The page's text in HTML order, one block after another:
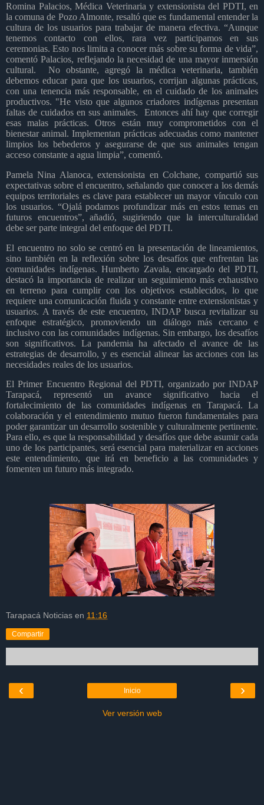
Romina Palacios, Médica Veterinaria y extensionista del PDTI, en
la comuna de Pozo Almonte, resaltó que es fundamental entender la
cultura de los usuarios para trabajar de manera efectiva. “Aunque
tenemos contacto con ellos, rara vez participamos en sus
ceremonias. Esto nos limita a conocer más sobre su forma de vida”,
comentó Palacios, reflejando la necesidad de una mayor inmersión
cultural.
No obstante, agregó la médica veterinaria, también
debemos educar para que los usuarios, corrijan algunas prácticas,
con una tenencia más responsable, en el cuidado de los animales
productivos. "He visto que algunos criadores indígenas presentan
faltas de cuidados en sus animales.
Entonces ahí hay que corregir
esas malas prácticas. Otros están muy comprometidos con el
bienestar animal. Implementan prácticas adecuadas como mantener
limpios los bebederos y asegurarse de que sus animales tengan
acceso constante a agua limpia”, comentó.
Pamela Nina Alanoca, extensionista en Colchane, compartió sus
expectativas sobre el encuentro, señalando que conocer a los demás
equipos territoriales es clave para establecer un mayor vínculo con
los usuarios. “Ojalá podamos profundizar más en estos temas en
futuros encuentros”, añadió, sugiriendo que la interculturalidad
debe ser parte integral del enfoque del PDTI.
El encuentro no solo se centró en la presentación de lineamientos,
sino también en la reflexión sobre los desafíos que enfrentan las
comunidades indígenas. Humberto Zavala, encargado del PDTI,
destacó la importancia de realizar un seguimiento más exhaustivo
en terreno para cumplir con los objetivos establecidos, lo que
requiere una comunicación fluida y constante entre extensionistas y
usuarios. A través de este encuentro, INDAP busca revitalizar su
enfoque estratégico, promoviendo un diálogo más cercano e
inclusivo con las comunidades indígenas. Sin embargo, los desafíos
son significativos. La pandemia ha afectado el avance de las
estrategias de desarrollo, y es esencial alinear las acciones con las
necesidades reales de los usuarios.
El Primer Encuentro Regional del PDTI, organizado por INDAP
Tarapacá, representó un avance significativo hacia el
fortalecimiento de las comunidades indígenas en Tarapacá. La
colaboración y el entendimiento mutuo fueron fundamentales para
poder garantizar un desarrollo sostenible y culturalmente pertinente.
Para ello, es que la responsabilidad y desafíos que debe asumir cada
uno de los participantes, será esencial para materializar en acciones
este entendimiento, que irá en beneficio a las comunidades y
fomenten un futuro más integrado.
Tarapacá Noticias en 11:16
Compartir
‹ ›
Inicio
Ver versión web